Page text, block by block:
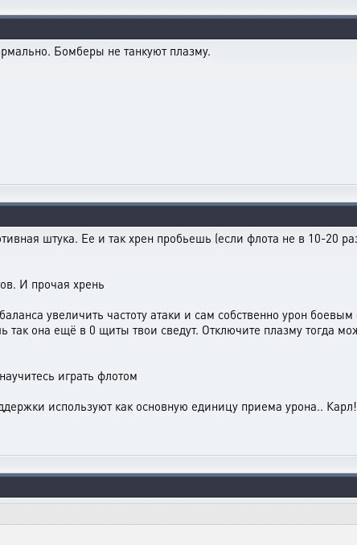
Бомберы не танкуют плазму.
штука. Ее и так хрен пробьешь (если флота не в 10-20
И прочая хрень
увеличить частоту атаки и сам собственно урон
так она ещё в 0 щиты твои сведут. Отключите плазму тогда
играть флотом
используют как основную единицу приема урона..